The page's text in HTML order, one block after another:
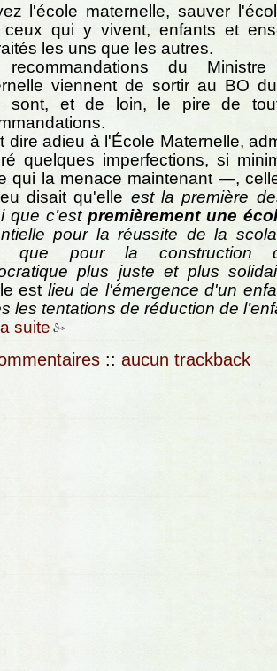
l'école maternelle, sauver
ceux qui y vivent, enfants et
les uns que les autres.
recommandations du
viennent de sortir au BO
sont, et de loin, le pire de
dire adieu à l'École Maternelle,
quelques imperfections, si
qui la menace maintenant —,
disait qu'elle est la première
que c’est premièrement une
pour la réussite de la
que pour la construction
plus juste et plus
est lieu de l'émergence d'un
les tentations de réduction de
suite
:: aucun trackback